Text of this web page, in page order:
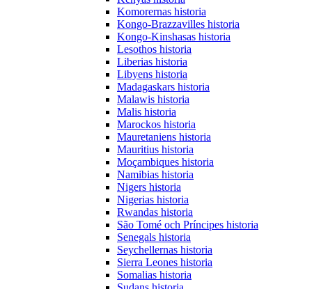
Komorernas historia
Kongo-Brazzavilles historia
Kongo-Kinshasas historia
Lesothos historia
Liberias historia
Libyens historia
Madagaskars historia
Malawis historia
Malis historia
Marockos historia
Mauretaniens historia
Mauritius historia
Moçambiques historia
Namibias historia
Nigers historia
Nigerias historia
Rwandas historia
São Tomé och Príncipes historia
Senegals historia
Seychellernas historia
Sierra Leones historia
Somalias historia